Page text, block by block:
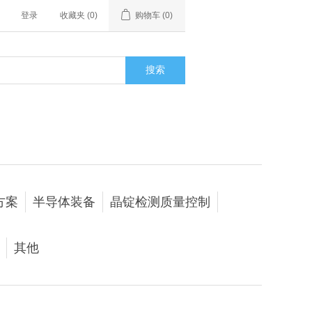
登录 收藏夹 (0) 购物车 (0)
搜索
案 半导体装备 晶锭检测质量控制
其他